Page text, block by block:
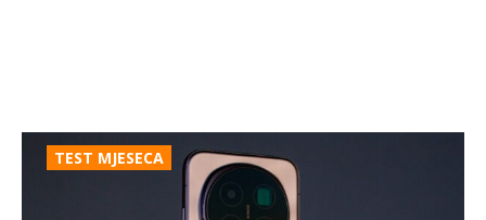
TEST MJESECA